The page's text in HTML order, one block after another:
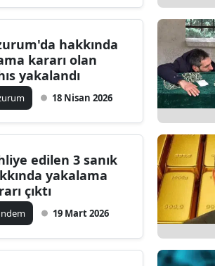
Edirne
Elazığ
Erzincan
Erzurum
Eskişehir
Gaziantep
Gümüşhane
Hakkari
hakkında
kararı olan
yakalandı
18 Nisan 2026
edilen 3 sanık
yakalama
çıktı
19 Mart 2026